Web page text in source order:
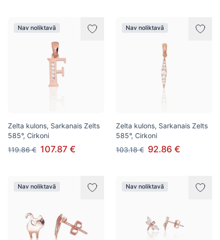
Nav noliktavā
Zelta kulons, Sarkanais Zelts
585°, Cirkoni
119.86 € 107.87 €
Nav noliktavā
Zelta kulons, Sarkanais Zelts
585°, Cirkoni
103.18 € 92.86 €
Nav noliktavā Nav noliktavā